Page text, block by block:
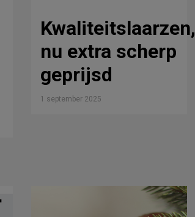
Kwaliteitslaarzen,
nu extra scherp
geprijsd
1 september 2025